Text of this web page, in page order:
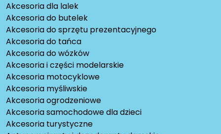
Akcesoria dla lalek
Akcesoria do butelek
Akcesoria do sprzętu prezentacyjnego
Akcesoria do tańca
Akcesoria do wózków
Akcesoria i części modelarskie
Akcesoria motocyklowe
Akcesoria myśliwskie
Akcesoria ogrodzeniowe
Akcesoria samochodowe dla dzieci
Akcesoria turystyczne